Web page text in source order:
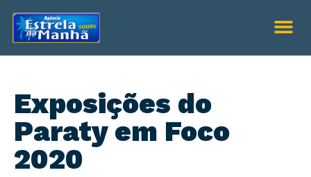
Exposições do
Paraty em Foco
2020